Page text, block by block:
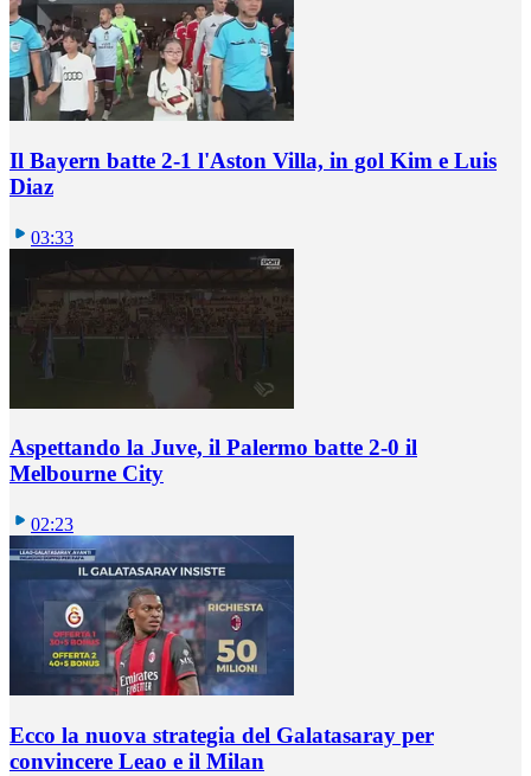
Il Bayern batte 2-1 l'Aston Villa, in gol Kim e Luis
Diaz
03:33
Aspettando la Juve, il Palermo batte 2-0 il
Melbourne City
02:23
Ecco la nuova strategia del Galatasaray per
convincere Leao e il Milan